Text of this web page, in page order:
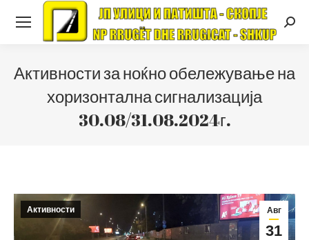
Активности за ноќно обележување на
хоризонтална сигнализација
30.08/31.08.2024г.
Авг
31
Активности